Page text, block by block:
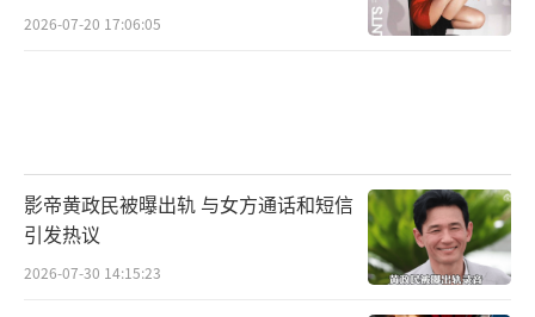
2026-07-20 17:06:05
影帝黄政民被曝出轨 与女方通话和短信
引发热议
2026-07-30 14:15:23